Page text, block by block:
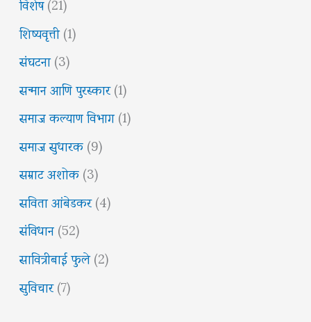
शिष्यवृत्ती(1)
संघटना(3)
सन्मान आणि पुरस्कार(1)
समाज कल्याण विभाग(1)
समाज सुधारक(9)
सम्राट अशोक(3)
सविता आंबेडकर(4)
संविधान(52)
सावित्रीबाई फुले(2)
सुविचार(7)